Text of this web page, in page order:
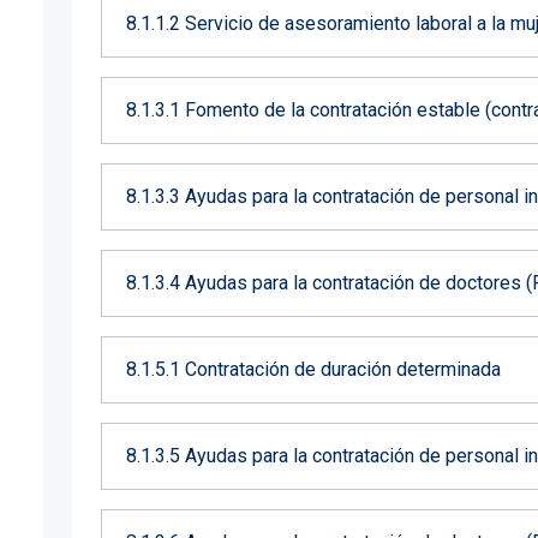
8.1.1.2 Servicio de asesoramiento laboral a la
8.1.3.1 Fomento de la contratación estable
8.1.3.3 Ayudas para la contratación de personal
8.1.3.4 Ayudas para la contratación de doctores
8.1.5.1 Contratación de duración determinada
8.1.3.5 Ayudas para la contratación de personal